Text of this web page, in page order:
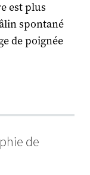
est plus
spontané
de poignée
de